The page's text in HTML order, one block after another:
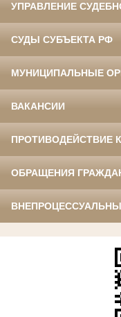
УПРАВЛЕНИЕ
СУДЫ СУБЪЕКТА РФ
МУНИЦИПАЛЬНЫЕ
ВАКАНСИИ
ПРОТИВОДЕЙСТВИЕ
ОБРАЩЕНИЯ